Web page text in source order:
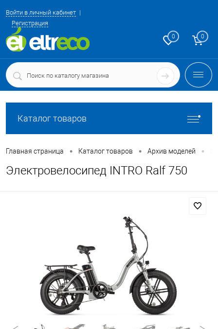
Войти в личный кабинет
Регистрация
0 0
Каталог товаров
Главная страница • Каталог товаров • Архив моделей •
Электровелосипед INTRO Ralf 750